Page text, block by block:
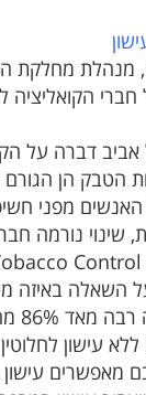
, מנהלת מחלקת
הקואליציה
דברה על
הטבק הן
שינוי נורמה
בוצעו עד כה שני סקרים
רובם